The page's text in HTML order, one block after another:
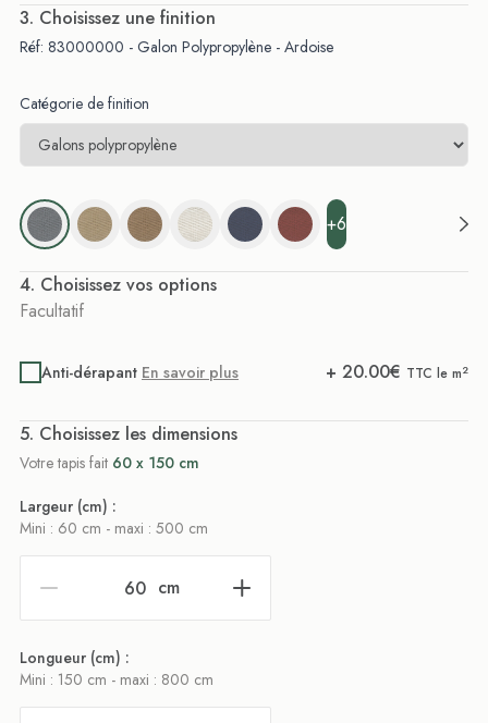
. Choisissez une finition
Réf: 83000000 - Galon Polypropylène - Ardoise
Catégorie de finition
+6
. Choisissez vos options
Facultatif
Anti-dérapant En savoir plus + 20.00€ TTC le m2
. Choisissez les dimensions
Votre tapis fait 60 x 150 cm
Largeur (cm) :
Mini : 60 cm - maxi : 500 cm
cm
Longueur (cm) :
Mini : 150 cm - maxi : 800 cm